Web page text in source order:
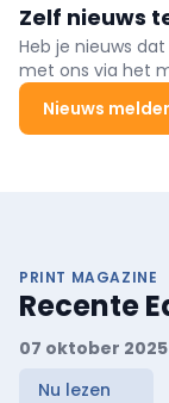
Zelf nieuws
Heb je nieuws
met ons via het
Nieuws
PRINT MAGAZINE
Recente
07 oktober 2025
Nu lezen